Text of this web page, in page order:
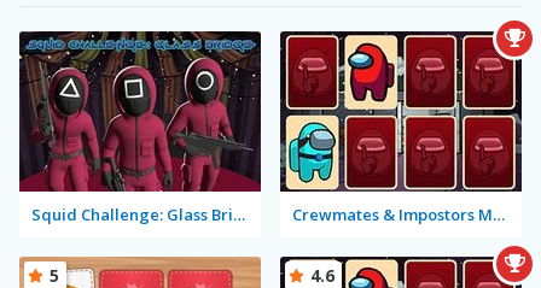
Squid Challenge: Glass Bridge Crewmates & Impostors Memory
5 4.6